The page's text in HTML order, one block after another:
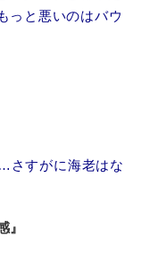
っと悪いのはバウ
さすがに海老はな
』